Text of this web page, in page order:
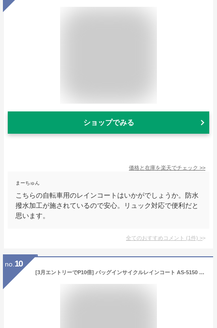
ショップでみる
価格と在庫を楽天でチェック >>
まーちゅん
こちらの自転車用のレインコートはいかがでしょうか。防水
撥水加工が施されているので安心。リュック対応で便利だと
思います。
全てのおすすめコメント (1件) >
no. 10
[3月エントリーでP10倍] バッグインサイクルレインコート AS-5150 ネイビーF